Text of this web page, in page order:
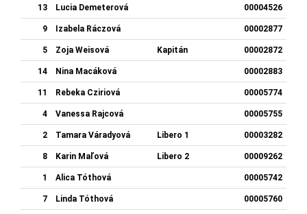
13 Lucia Demeterová 00004526
9 Izabela Ráczová 00002877
5 Zoja Weisová Kapitán 00002872
14 Nina Macáková 00002883
11 Rebeka Cziriová 00005774
4 Vanessa Rajcová 00005755
2 Tamara Váradyová Libero 1 00003282
8 Karin Maľová Libero 2 00009262
1 Alica Tóthová 00005742
7 Linda Tóthová 00005760